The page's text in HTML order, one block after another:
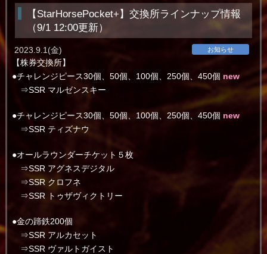
【StarHorsePocket+】交換所ラインナップ情報
（9/1 12:00更新）
お知らせ
2023.9.1(金)
【株券交換所】
●チャレンジピース30個、50個、100個、250個、450個 new
⇒SSR マルゼンスキー
●チャレンジピース30個、50個、100個、250個、450個 new
⇒SSR ティズナウ
●オールラウンダーチケット５枚
⇒SSR アグネスデジタル
⇒SSR クロフネ
⇒SSR トゥザヴィクトリー
●金の蹄鉄200個
⇒SSR アルカセット
⇒SSR ヴァルトガイスト